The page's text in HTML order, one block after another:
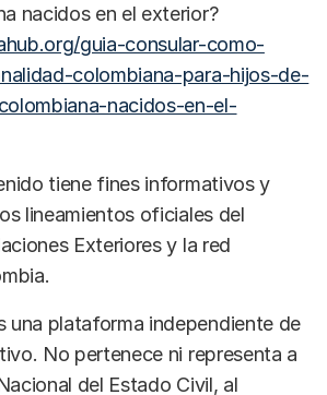
nacidos en el exterior?
guia-consular-como-
colombiana-para-hijos-de-
nacidos-en-el-
tiene fines informativos y
lineamientos oficiales del
Exteriores y la red
una plataforma independiente de
No pertenece ni representa a
del Estado Civil, al